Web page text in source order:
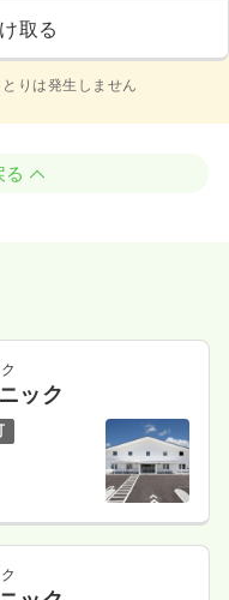
取る
りは発生しません
ック